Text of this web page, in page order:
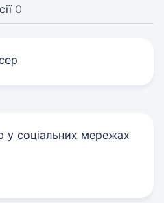
0
у соціальних мережах
link